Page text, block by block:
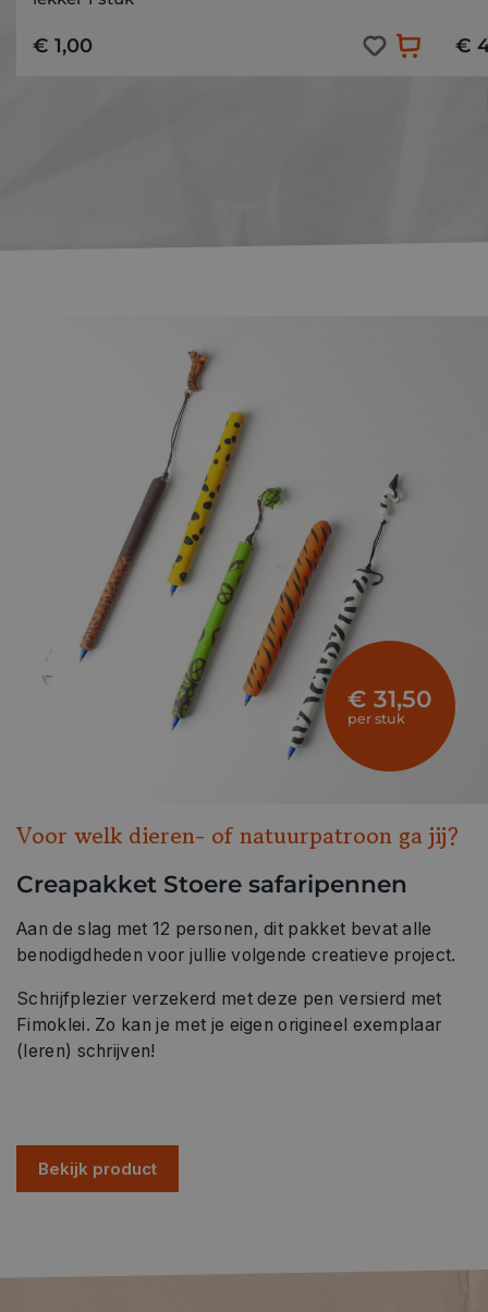
€ 1,00 €
€ 31,50
per stuk
Voor welk dieren- of natuurpatroon ga jij?
Creapakket Stoere safaripennen
Aan de slag met 12 personen, dit pakket bevat alle
benodigdheden voor jullie volgende creatieve project.
Schrijfplezier verzekerd met deze pen versierd met
Fimoklei. Zo kan je met je eigen origineel exemplaar
(leren) schrijven!
Bekijk product